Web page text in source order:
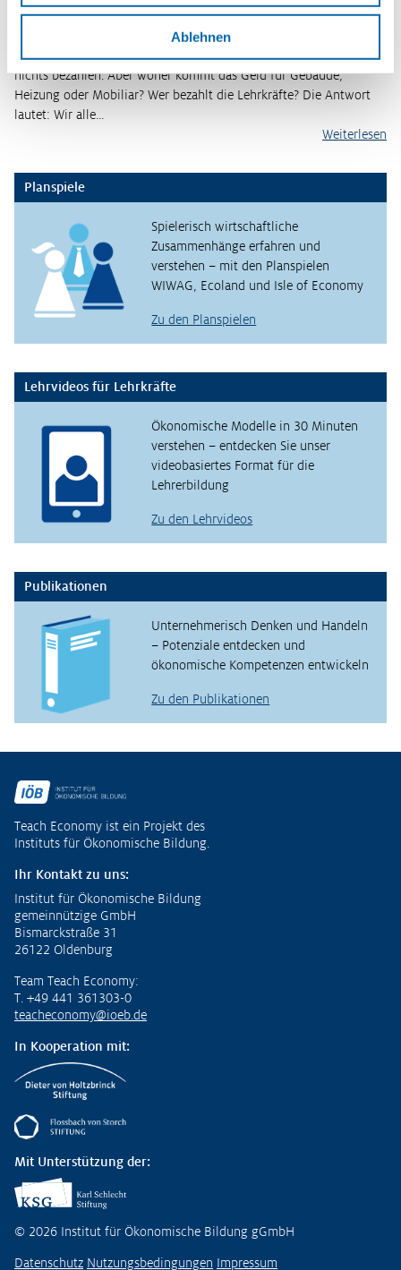
Ablehnen
Wer in Deutschland zur Schule geht, der muss in der Regel dafür
nichts bezahlen. Aber woher kommt das Geld für Gebäude,
Heizung oder Mobiliar? Wer bezahlt die Lehrkräfte? Die Antwort
lautet: Wir alle…
Weiterlesen
Planspiele
Spielerisch wirtschaftliche
Zusammenhänge erfahren und
verstehen – mit den Planspielen
WIWAG, Ecoland und Isle of Economy
Zu den Planspielen
Lehrvideos für Lehrkräfte
Ökonomische Modelle in 30 Minuten
verstehen – entdecken Sie unser
videobasiertes Format für die
Lehrerbildung
Zu den Lehrvideos
Publikationen
Unternehmerisch Denken und Handeln
– Potenziale entdecken und
ökonomische Kompetenzen entwickeln
Zu den Publikationen
Teach Economy ist ein Projekt des
Instituts für Ökonomische Bildung.
Ihr Kontakt zu uns:
Institut für Ökonomische Bildung
gemeinnützige GmbH
Bismarckstraße 31
26122 Oldenburg
Team Teach Economy:
T. +49 441 361303-0
teacheconomy@ioeb.de
In Kooperation mit:
Mit Unterstützung der:
© 2026 Institut für Ökonomische Bildung gGmbH
Datenschutz Nutzungsbedingungen Impressum